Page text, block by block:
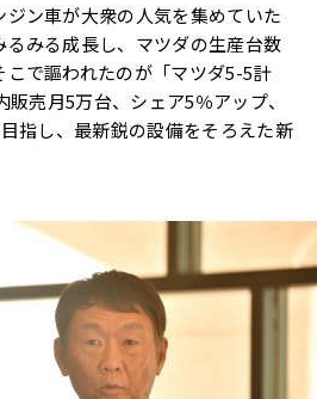
ン車が大衆の人気を集めていた
みる成長し、マツダの生産台数
こで謳われたのが「マツダ5-5計
売月5万台、シェア5％アップ、
指し、最新鋭の設備をそろえた新